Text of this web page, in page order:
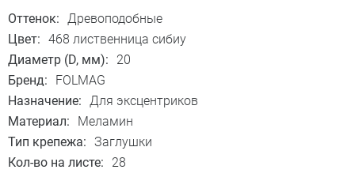
Оттенок: Древоподобные
Цвет: 468 лиственница сибиу
Диаметр (D, мм):
20
Бренд:
FOLMAG
Назначение: Для эксцентриков
Материал:
Меламин
Тип крепежа: Заглушки
Кол-во на листе:
28